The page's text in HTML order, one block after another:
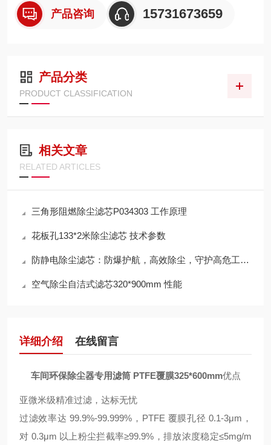
产品咨询 15731673659
产品分类
PRODUCT CLASSIFICATION
相关文章
RELATED ARTICLES
三角形阻燃除尘滤芯P034303 工作原理
花板孔133*2米除尘滤芯 技术参数
防静电除尘滤芯：防爆护航，高效除尘，守护高危工况安全
空气除尘自洁式滤芯320*900mm 性能
详细介绍 在线留言
车间环保除尘器专用滤筒 PTFE覆膜325*600mm优点
亚微米级精准过滤，达标无忧
过滤效率达 99.9%-99.999%，PTFE 覆膜孔径 0.1-3μm，
对 0.3μm 以上粉尘拦截率≥99.9%，排放浓度稳定≤5mg/m